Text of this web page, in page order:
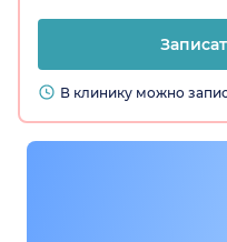
В клинику можно